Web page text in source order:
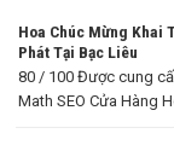
Hoa Chúc Mừng Khai
Phát Tại Bạc Liêu
80 / 100 Được cung
Math SEO Cửa Hàng